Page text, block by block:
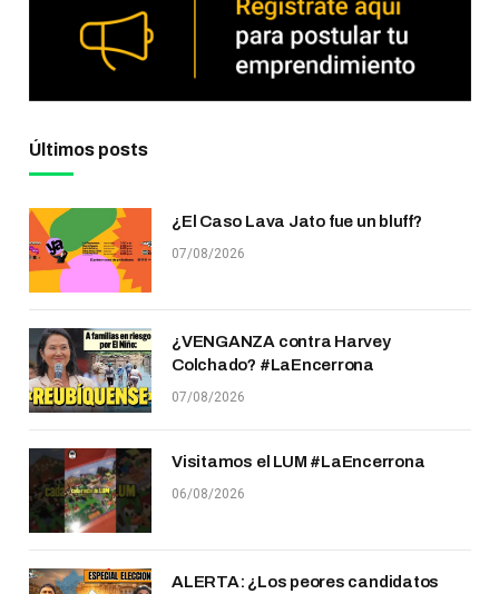
Últimos posts
¿El Caso Lava Jato fue un bluff?
07/08/2026
¿VENGANZA contra Harvey
Colchado? #LaEncerrona
07/08/2026
Visitamos el LUM #LaEncerrona
06/08/2026
ALERTA: ¿Los peores candidatos